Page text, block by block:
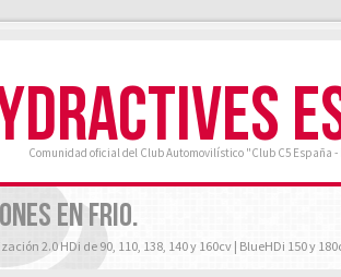
Comunidad oficial del Club Automovilístico "Club C5 España
EN FRIO.
2.0 HDi de 90, 110, 138, 140 y 160cv | BlueHDi 150 y